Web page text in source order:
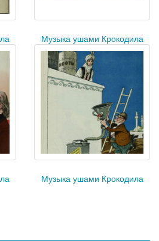
Музыка ушами Крокодила
Музыка ушами Крокодила